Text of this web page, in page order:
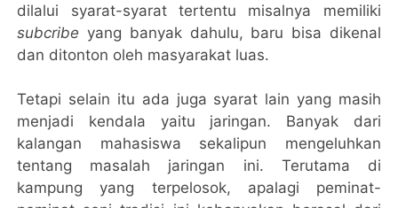
dilalui syarat-syarat tertentu misalnya memiliki
subcribe yang banyak dahulu, baru bisa dikenal
dan ditonton oleh masyarakat luas.
Tetapi selain itu ada juga syarat lain yang masih
menjadi kendala yaitu jaringan. Banyak dari
kalangan mahasiswa sekalipun mengeluhkan
tentang masalah jaringan ini. Terutama di
kampung yang terpelosok, apalagi peminat-